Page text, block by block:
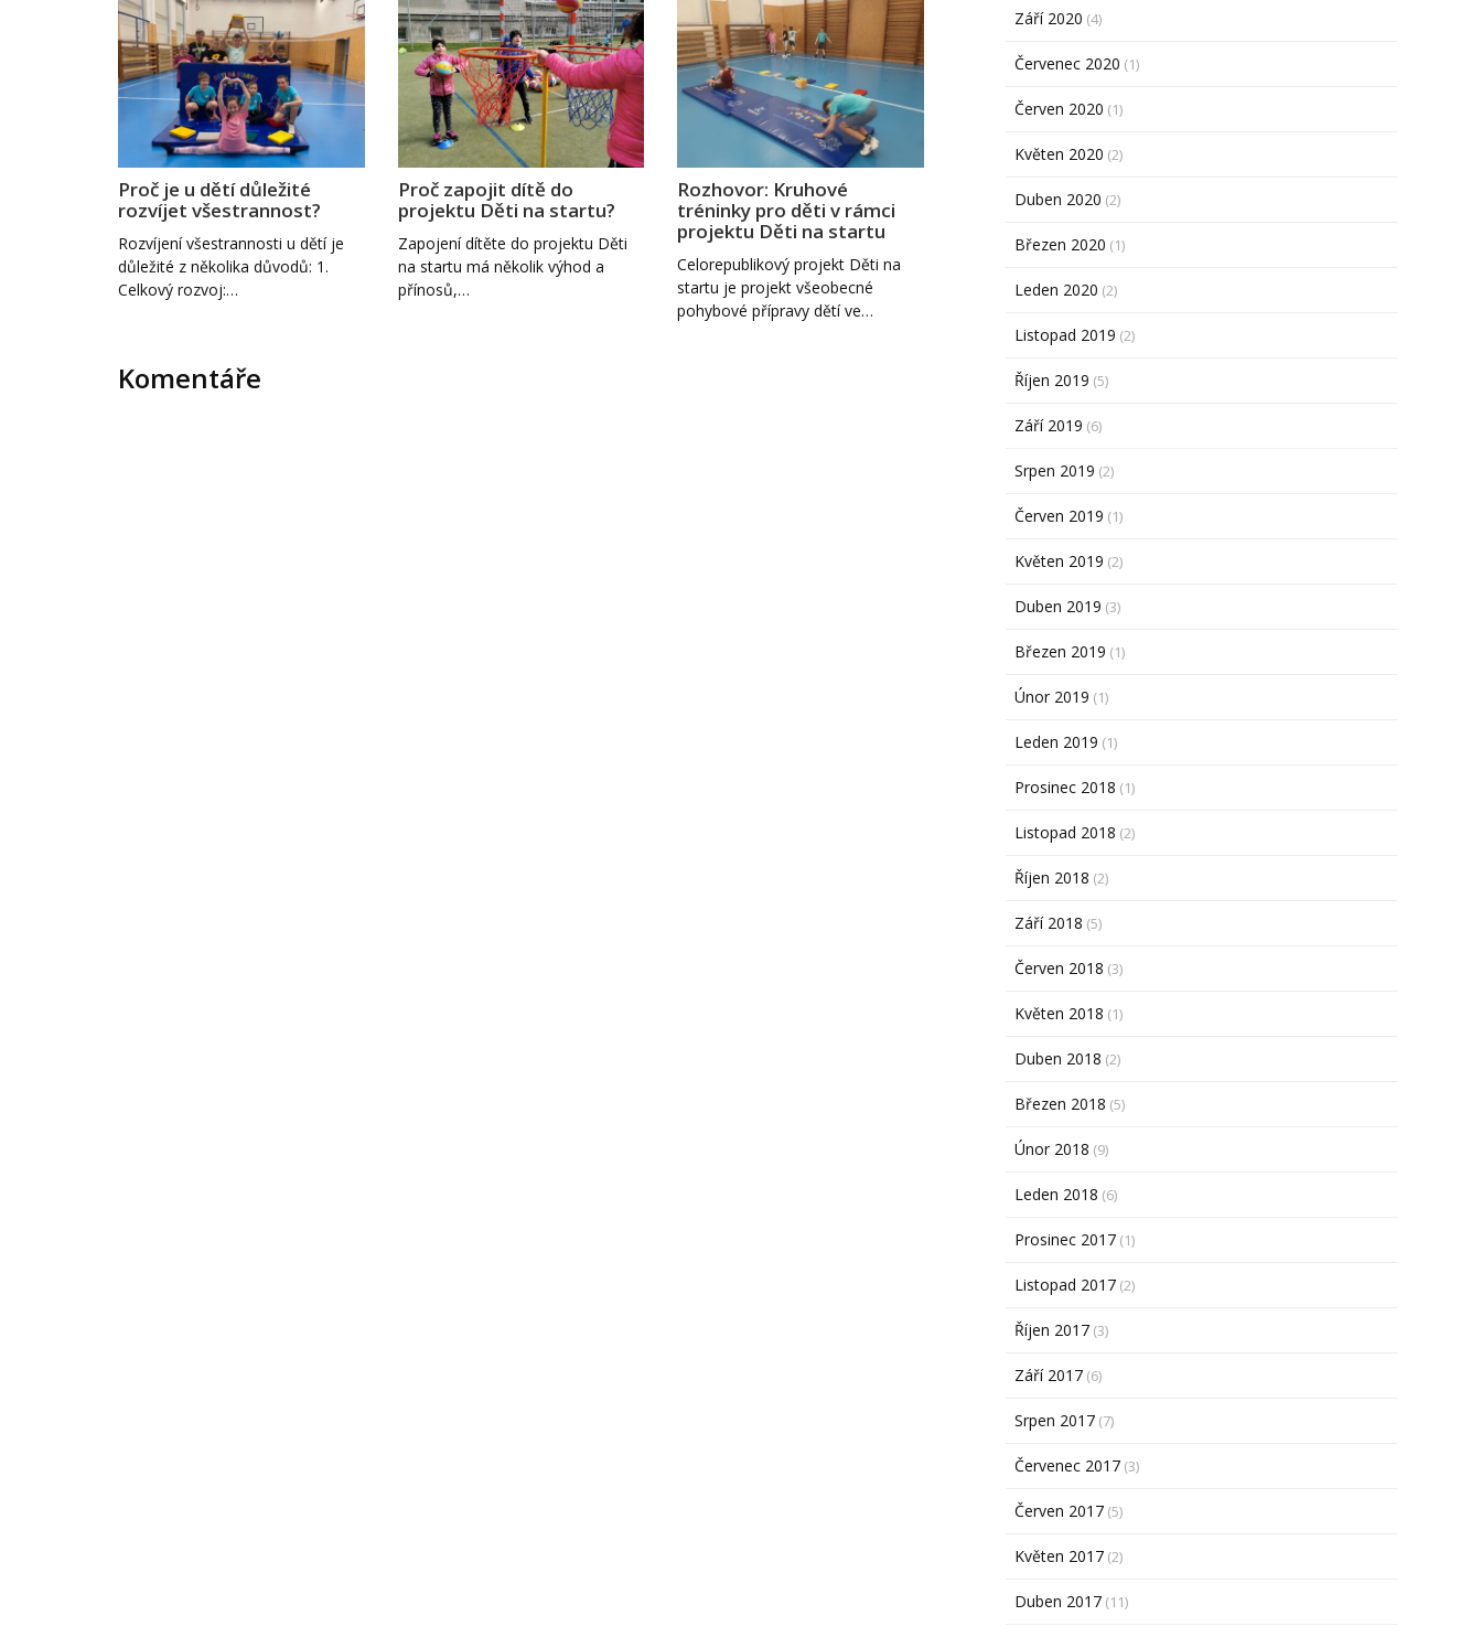
Proč je u dětí důležité
rozvíjet všestrannost?
Rozvíjení všestrannosti u dětí je
důležité z několika důvodů: 1.
Celkový rozvoj:…
Proč zapojit dítě do
projektu Děti na startu?
Zapojení dítěte do projektu Děti
na startu má několik výhod a
přínosů,…
Rozhovor: Kruhové
tréninky pro děti v rámci
projektu Děti na startu
Celorepublikový projekt Děti na
startu je projekt všeobecné
pohybové přípravy dětí ve…
Komentáře
Září 2020 (4)
Červenec 2020 (1)
Červen 2020 (1)
Květen 2020 (2)
Duben 2020 (2)
Březen 2020 (1)
Leden 2020 (2)
Listopad 2019 (2)
Říjen 2019 (5)
Září 2019 (6)
Srpen 2019 (2)
Červen 2019 (1)
Květen 2019 (2)
Duben 2019 (3)
Březen 2019 (1)
Únor 2019 (1)
Leden 2019 (1)
Prosinec 2018 (1)
Listopad 2018 (2)
Říjen 2018 (2)
Září 2018 (5)
Červen 2018 (3)
Květen 2018 (1)
Duben 2018 (2)
Březen 2018 (5)
Únor 2018 (9)
Leden 2018 (6)
Prosinec 2017(1)
Listopad 2017(2)
Říjen 2017(3)
Září 2017(6)
Srpen 2017(7)
Červenec 2017(3)
Červen 2017(5)
Květen 2017(2)
Duben 2017(11)